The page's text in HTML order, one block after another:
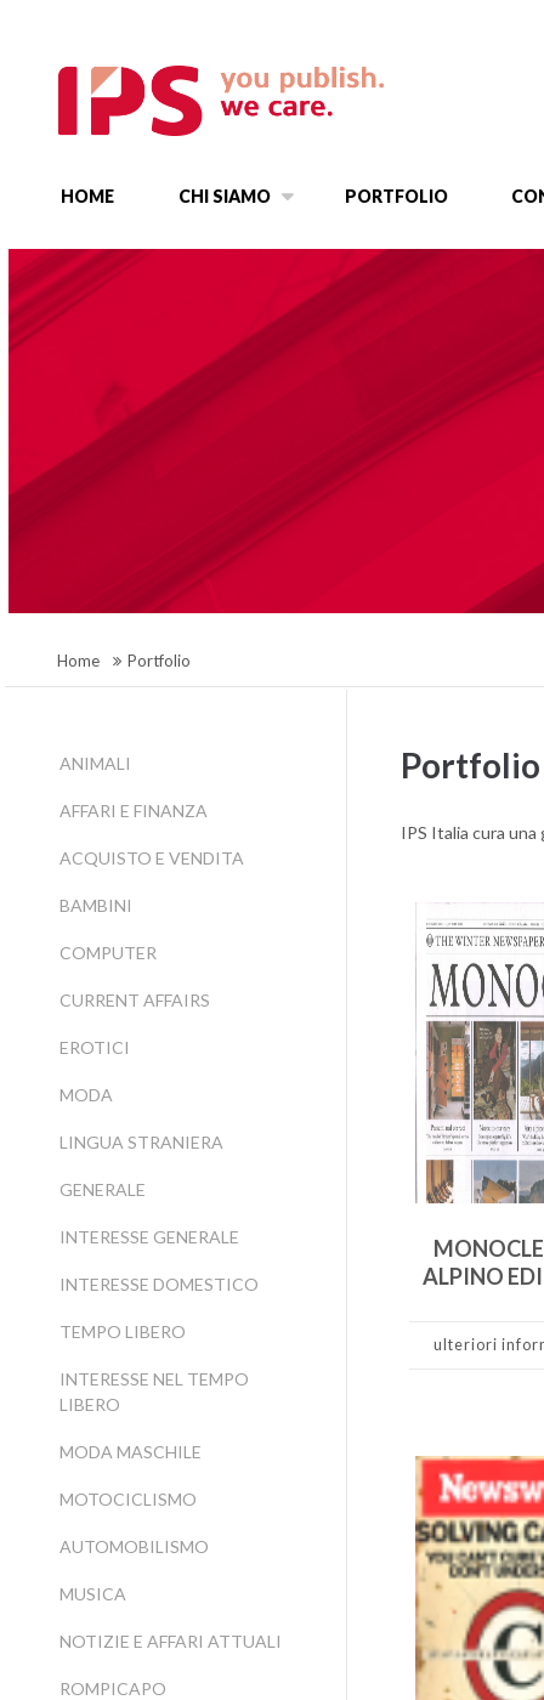
HOME CHI SIAMO PORTFOLIO
Home Portfolio
Portfolio
IPS Italia cura
ALPINO
ulteriori
ANIMALI
AFFARI E FINANZA
ACQUISTO E VENDITA
BAMBINI
COMPUTER
CURRENT AFFAIRS
EROTICI
MODA
LINGUA STRANIERA
GENERALE
INTERESSE GENERALE
INTERESSE DOMESTICO
TEMPO LIBERO
INTERESSE NEL TEMPO
LIBERO
MODA MASCHILE
MOTOCICLISMO
AUTOMOBILISMO
MUSICA
NOTIZIE E AFFARI ATTUALI
ROMPICAPO